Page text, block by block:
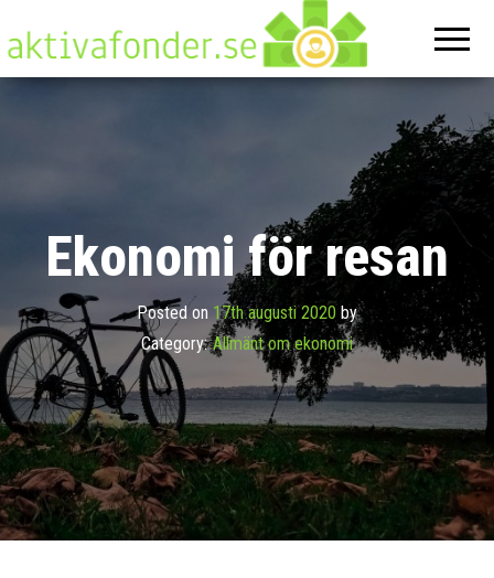
Ekonomi för resan
Posted on 17th augusti 2020 by
Category: Allmänt om ekonomi